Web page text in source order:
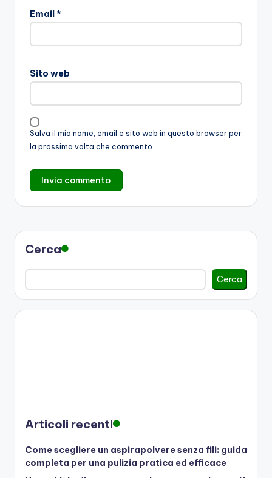
Email*
Sito web
Salva il mio nome, email e sito web in questo browser per
la prossima volta che commento.
Cerca
Cerca
Articoli recenti
Come scegliere un aspirapolvere senza fili: guida
completa per una pulizia pratica ed efficace